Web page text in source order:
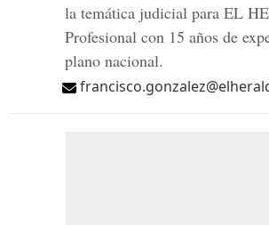
la temática judicial para EL
Profesional con 15 años de
plano nacional.